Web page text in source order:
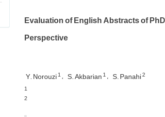
Evaluation of English Abstracts of
Perspective
Y. Norouzi1 S. Akbarian1 S. Panahi2
1
2